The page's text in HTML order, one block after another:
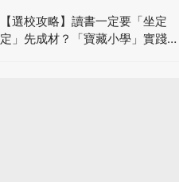
【選校攻略】讀書一定要「坐定
定」先成材？「寶藏小學」實踐動